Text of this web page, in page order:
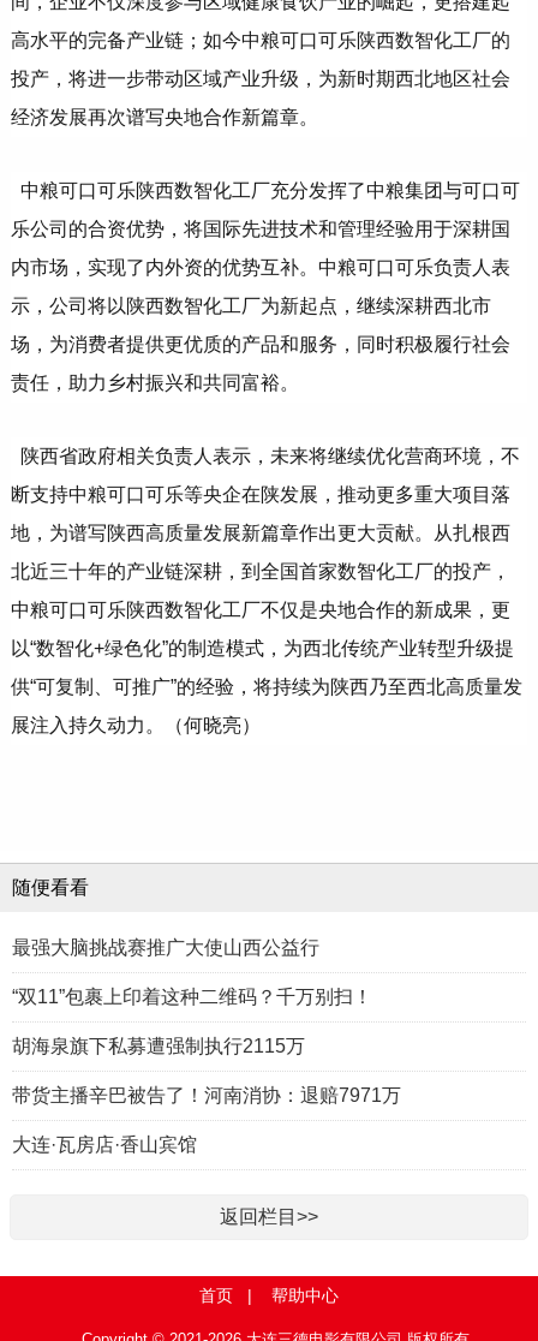
高水平的完备产业链；如今中粮可口可乐陕西数智化工厂的
投产，将进一步带动区域产业升级，为新时期西北地区社会
经济发展再次谱写央地合作新篇章。
中粮可口可乐陕西数智化工厂充分发挥了中粮集团与可口可
乐公司的合资优势，将国际先进技术和管理经验用于深耕国
内市场，实现了内外资的优势互补。中粮可口可乐负责人表
示，公司将以陕西数智化工厂为新起点，继续深耕西北市
场，为消费者提供更优质的产品和服务，同时积极履行社会
责任，助力乡村振兴和共同富裕。
陕西省政府相关负责人表示，未来将继续优化营商环境，不
断支持中粮可口可乐等央企在陕发展，推动更多重大项目落
地，为谱写陕西高质量发展新篇章作出更大贡献。从扎根西
北近三十年的产业链深耕，到全国首家数智化工厂的投产，
中粮可口可乐陕西数智化工厂不仅是央地合作的新成果，更
以“数智化+绿色化”的制造模式，为西北传统产业转型升级提
供“可复制、可推广”的经验，将持续为陕西乃至西北高质量发
展注入持久动力。（何晓亮）
随便看看
最强大脑挑战赛推广大使山西公益行
“双11”包裹上印着这种二维码？千万别扫！
胡海泉旗下私募遭强制执行2115万
带货主播辛巴被告了！河南消协：退赔7971万
大连·瓦房店·香山宾馆
返回栏目>>
首页 | 帮助中心